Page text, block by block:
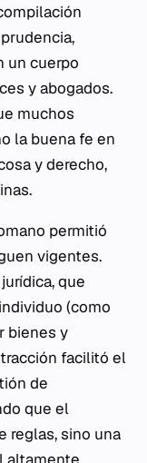
un cuerpo
y abogados.
muchos
la buena fe en
y derecho,
permitió
vigentes.
jurídica, que
(como
bienes y
facilitó el
de
que el
reglas, sino una